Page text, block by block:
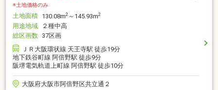
※土地価格のみ
土地面積 130.08m2 ～145.93m2
用途地域
２種中高
総区画数 37区画
ＪＲ大阪環状線 天王寺駅 徒歩19分
地下鉄谷町線 阿倍野駅 徒歩9分
阪堺電気軌道上町線 阿倍野駅 徒歩10分
大阪府大阪市阿倍野区共立通２